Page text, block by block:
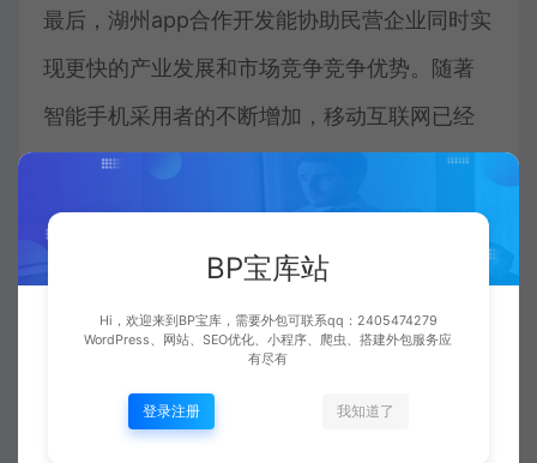
最后，湖州app合作开发能协助民营企业同时实
现更快的产业发展和市场竞争竞争优势。随著
智能手机采用者的不断增加，移动互联网已经
成为各个领域的产业行业发展趋势。
综上，湖州app合作开发能为民营企业带来许多
更多快捷的服务项目，个人化的所推荐和服务
BP宝库站
Hi，欢迎来到BP宝库，需要外包可联系qq：2405474279
WordPress、网站、SEO优化、小程序、爬虫、搭建外包服务应
有尽有
登录注册 我知道了